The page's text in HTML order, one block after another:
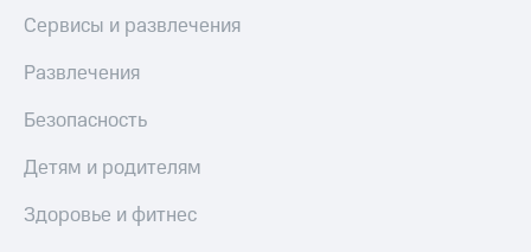
Сервисы и развлечения
Развлечения
Безопасность
Детям и родителям
Здоровье и фитнес